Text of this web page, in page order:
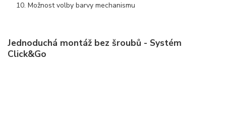
Možnost volby barvy mechanismu
Jednoduchá montáž bez šroubů - Systém
Click&Go